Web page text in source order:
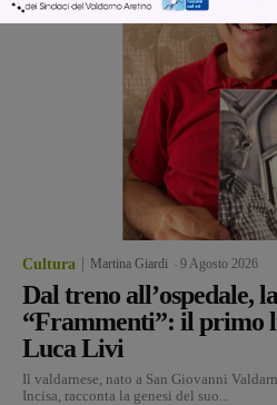
Cultura Martina Giardi 9 Agosto 2026
Dal treno all’ospedale,
“Frammenti”: il primo
Luca Livi
Il valdarnese, nato a San Giovanni
Incisa, racconta la genesi del suo...